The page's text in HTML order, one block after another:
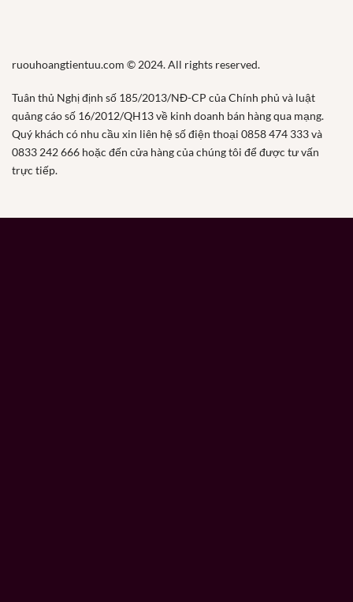
ruouhoangtientuu.com © 2024. All rights reserved.
Tuân thủ Nghị định số 185/2013/NĐ-CP của Chính phủ và luật
quảng cáo số 16/2012/QH13 về kinh doanh bán hàng qua mạng.
Quý khách có nhu cầu xin liên hệ số điện thoại 0858 474 333 và
0833 242 666 hoặc đến cửa hàng của chúng tôi để được tư vấn
trực tiếp.